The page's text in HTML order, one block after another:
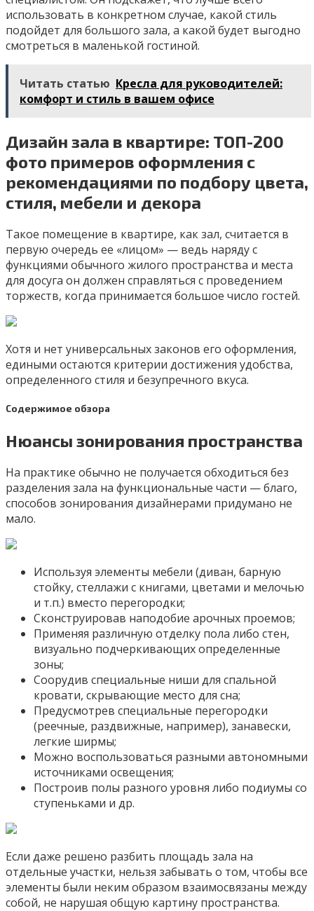
использовать в конкретном случае, какой стиль
подойдет для большого зала, а какой будет выгодно
смотреться в маленькой гостиной.
Читать статью Кресла для руководителей:
комфорт и стиль в вашем офисе
Дизайн зала в квартире: ТОП-200
фото примеров оформления с
рекомендациями по подбору цвета,
стиля, мебели и декора
Такое помещение в квартире, как зал, считается в
первую очередь ее «лицом» — ведь наряду с
функциями обычного жилого пространства и места
для досуга он должен справляться с проведением
торжеств, когда принимается большое число гостей.
Хотя и нет универсальных законов его оформления,
едиными остаются критерии достижения удобства,
определенного стиля и безупречного вкуса.
Содержимое обзора
Нюансы зонирования пространства
На практике обычно не получается обходиться без
разделения зала на функциональные части — благо,
способов зонирования дизайнерами придумано не
мало.
Используя элементы мебели (диван, барную
стойку, стеллажи с книгами, цветами и мелочью
и т.п.) вместо перегородки;
Сконструировав наподобие арочных проемов;
Применяя различную отделку пола либо стен,
визуально подчеркивающих определенные
зоны;
Соорудив специальные ниши для спальной
кровати, скрывающие место для сна;
Предусмотрев специальные перегородки
(реечные, раздвижные, например), занавески,
легкие ширмы;
Можно воспользоваться разными автономными
источниками освещения;
Построив полы разного уровня либо подиумы со
ступеньками и др.
Если даже решено разбить площадь зала на
отдельные участки, нельзя забывать о том, чтобы все
элементы были неким образом взаимосвязаны между
собой, не нарушая общую картину пространства.